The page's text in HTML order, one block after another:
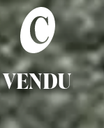
VENDU